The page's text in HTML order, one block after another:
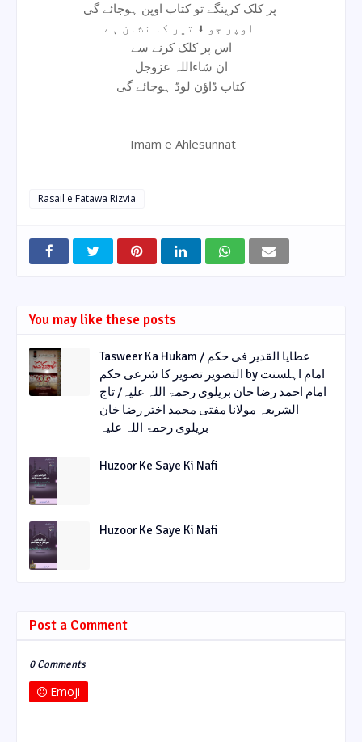
اس پر کلک کرنے سے
ان شاءاللہ عزوجل
کتاب ڈاؤن لوڈ ہوجائے گی
Imam e Ahlesunnat
Rasail e Fatawa Rizvia
You may like these posts
Tasweer Ka Hukam / عطایا القدیر فی حکم
التصویر تصویر کا شرعی حکم by امام اہلسنت
امام احمد رضا خان بریلوی رحمۃ اللہ علیہ/ تاج
الشریعہ مولانا مفتی محمد اختر رضا خان
بریلوی رحمۃ اللہ علیہ
Huzoor Ke Saye Ki Nafi
Huzoor Ke Saye Ki Nafi
Post a Comment
0 Comments
Emoji